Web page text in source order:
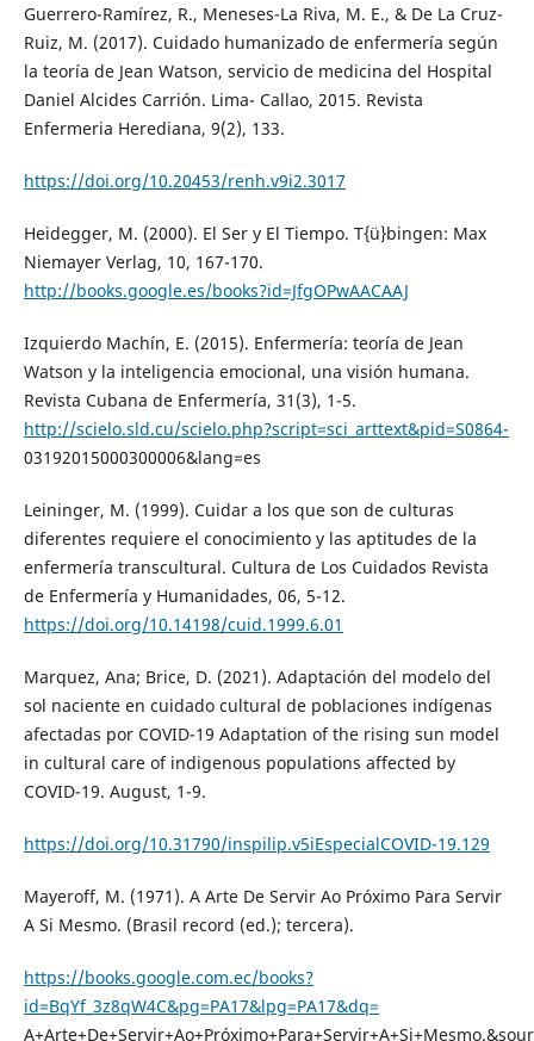
Guerrero-Ramírez, R., Meneses-La Riva, M. E., & De La Cruz-
Ruiz, M. (2017). Cuidado humanizado de enfermería según
la teoría de Jean Watson, servicio de medicina del Hospital
Daniel Alcides Carrión. Lima- Callao, 2015. Revista
Enfermeria Herediana, 9(2), 133.
https://doi.org/10.20453/renh.v9i2.3017
Heidegger, M. (2000). El Ser y El Tiempo. T{ü}bingen: Max
Niemayer Verlag, 10, 167-170.
http://books.google.es/books?id=JfgOPwAACAAJ
Izquierdo Machín, E. (2015). Enfermería: teoría de Jean
Watson y la inteligencia emocional, una visión humana.
Revista Cubana de Enfermería, 31(3), 1-5.
http://scielo.sld.cu/scielo.php?script=sci_arttext&pid=S0864-
03192015000300006&lang=es
Leininger, M. (1999). Cuidar a los que son de culturas
diferentes requiere el conocimiento y las aptitudes de la
enfermería transcultural. Cultura de Los Cuidados Revista
de Enfermería y Humanidades, 06, 5-12.
https://doi.org/10.14198/cuid.1999.6.01
Marquez, Ana; Brice, D. (2021). Adaptación del modelo del
sol naciente en cuidado cultural de poblaciones indígenas
afectadas por COVID-19 Adaptation of the rising sun model
in cultural care of indigenous populations affected by
COVID-19. August, 1-9.
https://doi.org/10.31790/inspilip.v5iEspecialCOVID-19.129
Mayeroff, M. (1971). A Arte De Servir Ao Próximo Para Servir
A Si Mesmo. (Brasil record (ed.); tercera).
https://books.google.com.ec/books?
id=BqYf_3z8qW4C&pg=PA17&lpg=PA17&dq=